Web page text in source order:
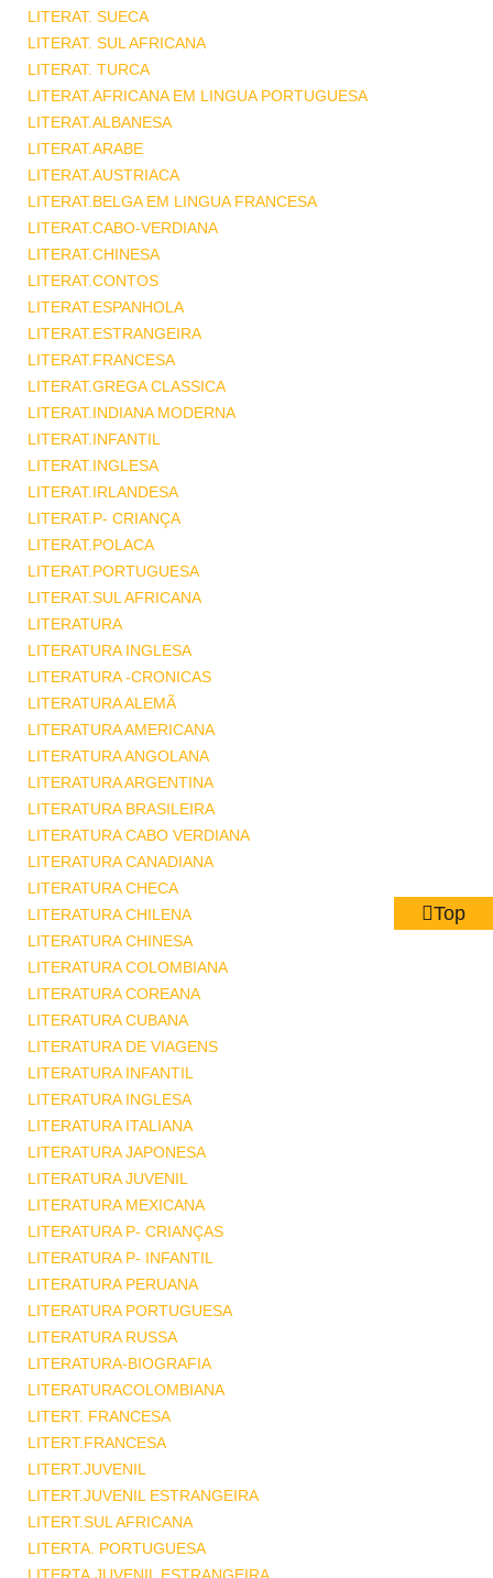
LITERAT. SUECA
LITERAT. SUL AFRICANA
LITERAT. TURCA
LITERAT.AFRICANA EM LINGUA PORTUGUESA
LITERAT.ALBANESA
LITERAT.ARABE
LITERAT.AUSTRIACA
LITERAT.BELGA EM LINGUA FRANCESA
LITERAT.CABO-VERDIANA
LITERAT.CHINESA
LITERAT.CONTOS
LITERAT.ESPANHOLA
LITERAT.ESTRANGEIRA
LITERAT.FRANCESA
LITERAT.GREGA CLASSICA
LITERAT.INDIANA MODERNA
LITERAT.INFANTIL
LITERAT.INGLESA
LITERAT.IRLANDESA
LITERAT.P- CRIANÇA
LITERAT.POLACA
LITERAT.PORTUGUESA
LITERAT.SUL AFRICANA
LITERATURA
LITERATURA INGLESA
LITERATURA -CRONICAS
LITERATURA ALEMÃ
LITERATURA AMERICANA
LITERATURA ANGOLANA
LITERATURA ARGENTINA
LITERATURA BRASILEIRA
LITERATURA CABO VERDIANA
LITERATURA CANADIANA
LITERATURA CHECA
LITERATURA CHILENA
LITERATURA CHINESA
LITERATURA COLOMBIANA
LITERATURA COREANA
LITERATURA CUBANA
LITERATURA DE VIAGENS
LITERATURA INFANTIL
LITERATURA INGLESA
LITERATURA ITALIANA
LITERATURA JAPONESA
LITERATURA JUVENIL
LITERATURA MEXICANA
LITERATURA P- CRIANÇAS
LITERATURA P- INFANTIL
LITERATURA PERUANA
LITERATURA PORTUGUESA
LITERATURA RUSSA
LITERATURA-BIOGRAFIA
LITERATURACOLOMBIANA
LITERT. FRANCESA
LITERT.FRANCESA
LITERT.JUVENIL
LITERT.JUVENIL ESTRANGEIRA
LITERT.SUL AFRICANA
LITERTA. PORTUGUESA
Top